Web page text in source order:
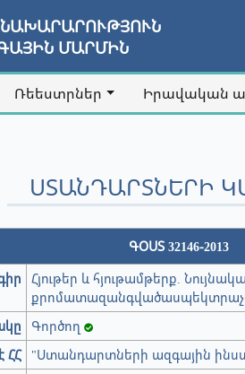
ՄԱՐՄԻՆ
Ռեեստրներ Իրավական
ՍՏԱՆԴԱՐՏՆԵՐԻ
ԳՕՍՏ 32146-2013
Հյութեր և հյութամթերք.
Գործող
ՀՀ
"Ստանդարտների ազգային